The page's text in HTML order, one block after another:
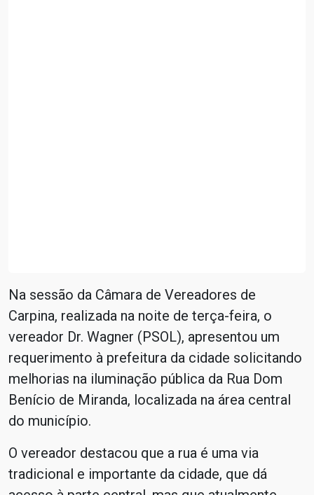
Na sessão da Câmara de Vereadores de
Carpina, realizada na noite de terça-feira, o
vereador Dr. Wagner (PSOL), apresentou um
requerimento à prefeitura da cidade solicitando
melhorias na iluminação pública da Rua Dom
Benício de Miranda, localizada na área central
do município.
O vereador destacou que a rua é uma via
tradicional e importante da cidade, que dá